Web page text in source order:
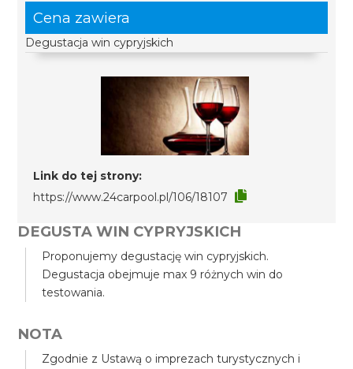
Cena zawiera
Degustacja win cypryjskich
Link do tej strony:
https://www.24carpool.pl/106/18107
DEGUSTA WIN CYPRYJSKICH
Proponujemy degustację win cypryjskich.
Degustacja obejmuje max 9 różnych win do
testowania.
NOTA
Zgodnie z Ustawą o imprezach turystycznych i